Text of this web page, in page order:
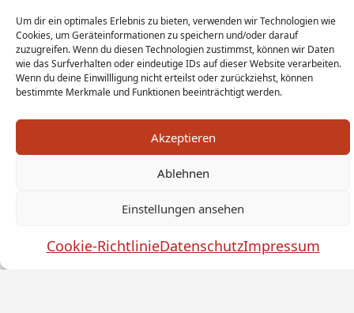
Um dir ein optimales Erlebnis zu bieten, verwenden wir Technologien wie
Cookies, um Geräteinformationen zu speichern und/oder darauf
zuzugreifen. Wenn du diesen Technologien zustimmst, können wir Daten
wie das Surfverhalten oder eindeutige IDs auf dieser Website verarbeiten.
Wenn du deine Einwillligung nicht erteilst oder zurückziehst, können
bestimmte Merkmale und Funktionen beeinträchtigt werden.
Akzeptieren
Ablehnen
Einstellungen ansehen
Cookie-RichtlinieDatenschutzImpressum
Impressum
Haftungsausschluss AGB
Widerrufsbelehrung
Monteurwohnung Berlin News